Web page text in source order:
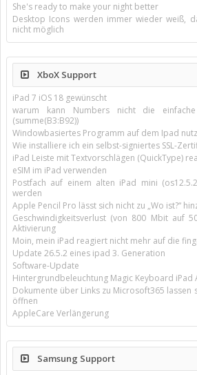
She's ready to make your night better
Desktop Icons werden immer wieder weiß,
nicht möglich
XboX Support
iPad 7 iOS 18 gewünscht
warum kann Numbers nicht die einfache
(summe(B3:B92))
Windowbasiertes Programm auf dem Ipad
Wie installiere ich ein selbst-signiertes SSL-
iPad Leiste mit Textvorschlägen (QuickType)
eSIM im iPad verwenden
Postfach auf einem alten iPad mini
werden
Apple Pencil Pro lässt sich nicht zu „Wo ist?“
Geschwindigkeitsverlust (von 800 Mbit auf
Aktivierung
Moin, mein iPad reagiert nicht mehr auf die
Update 26.5.2 eines ipad 3. Generation
Software-Update
Hintergrundbeleuchtung Magic Keyboard iPad
Dokumente über Links zu Microsoft365 lassen
öffnen
AppleCare Verlängerung
Samsung Support